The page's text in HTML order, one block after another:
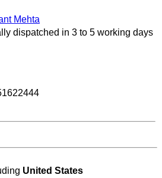
Mehta
dispatched in 3 to 5 working days
United States